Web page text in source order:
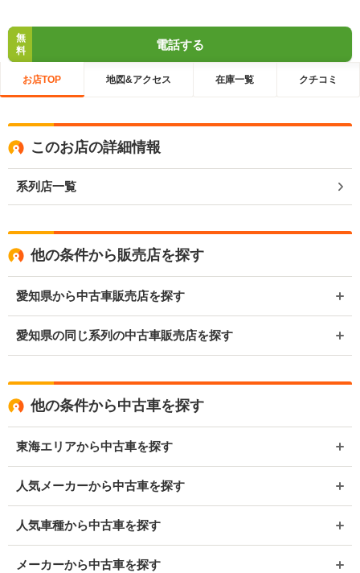
無
料
電話する
お店TOP 地図&アクセス 在庫一覧 クチコミ
このお店の詳細情報
系列店一覧
他の条件から販売店を探す
愛知県から中古車販売店を探す
愛知県の同じ系列の中古車販売店を探す
他の条件から中古車を探す
東海エリアから中古車を探す
人気メーカーから中古車を探す
人気車種から中古車を探す
メーカーから中古車を探す